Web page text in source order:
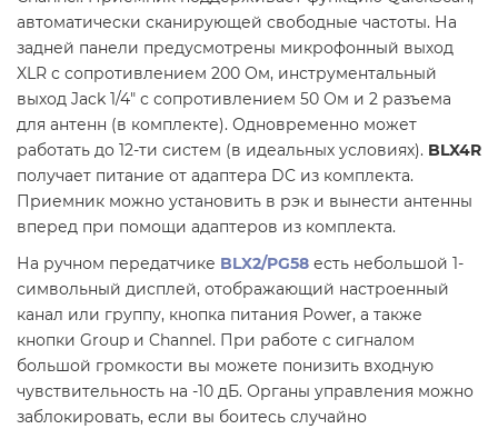
автоматически сканирующей свободные частоты. На
задней панели предусмотрены микрофонный выход
XLR с сопротивлением 200 Ом, инструментальный
выход Jack 1/4" с сопротивлением 50 Ом и 2 разъема
для антенн (в комплекте). Одновременно может
работать до 12-ти систем (в идеальных условиях). BLX4R
получает питание от адаптера DC из комплекта.
Приемник можно установить в рэк и вынести антенны
вперед при помощи адаптеров из комплекта.
На ручном передатчике BLX2/PG58 есть небольшой 1-
символьный дисплей, отображающий настроенный
канал или группу, кнопка питания Power, а также
кнопки Group и Channel. При работе с сигналом
большой громкости вы можете понизить входную
чувствительность на -10 дБ. Органы управления можно
заблокировать, если вы боитесь случайно